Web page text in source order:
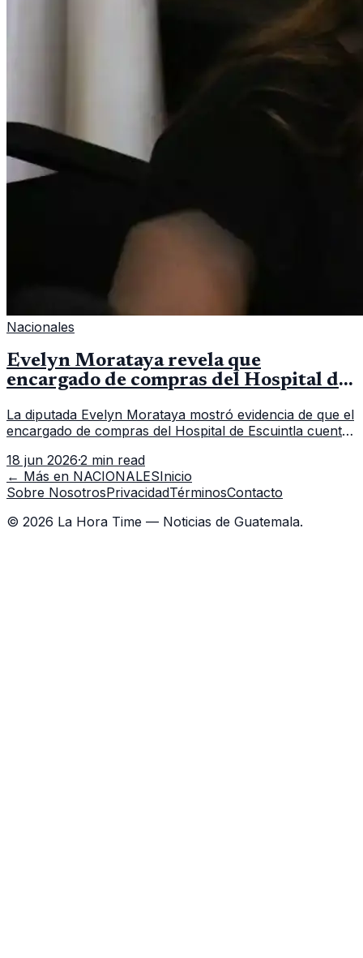
Nacionales
Evelyn Morataya revela que
encargado de compras del Hospital de
La diputada Evelyn Morataya mostró evidencia de que el
encargado de compras del Hospital de Escuintla cuenta
capacitación en la capital.
18 jun 2026·2 min read
← Más en NACIONALESInicio
Sobre NosotrosPrivacidadTérminosContacto
© 2026 La Hora Time — Noticias de Guatemala.